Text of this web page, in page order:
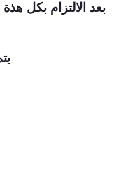
بعد الالتزام بكل